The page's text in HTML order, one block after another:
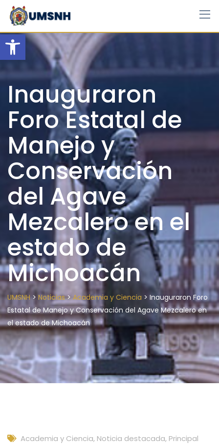
Open toolbar
Skip
content
Inauguraron
Foro Estatal de
Manejo y
Conservación
del Agave
Mezcalero en el
estado de
Michoacán
UMSNH> Noticias>Academia y Ciencia > Inauguraron Foro
Estatal de Manejo y Conservación del Agave Mezcalero en
el estado de Michoacán
Academia y Ciencia, Noticia destacada, Principal